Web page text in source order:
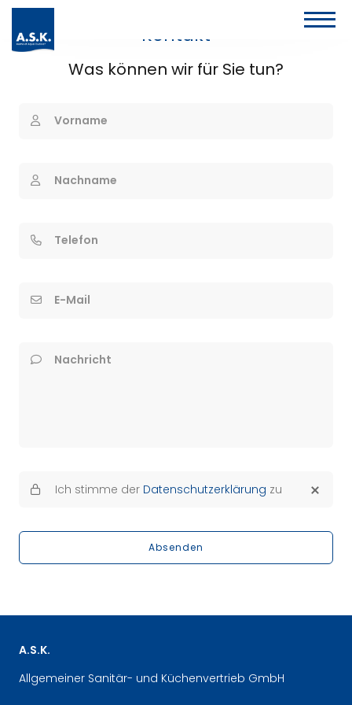
Kontakt
Was können wir für Sie tun?
Vorname
Nachname
Telefon
E-Mail
Nachricht
Ich stimme der Datenschutzerklärung zu
Absenden
A.S.K.
Allgemeiner Sanitär- und Küchenvertrieb GmbH